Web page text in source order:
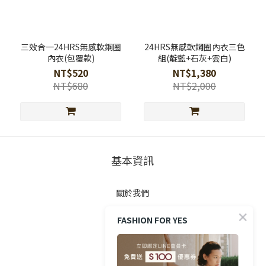
三效合一24HRS無感軟鋼圈
內衣(包覆款)
NT$520
NT$680
24HRS無感軟鋼圈內衣三色
組(靛藍+石灰+雲白)
NT$1,380
NT$2,000
基本資訊
關於我們
顧客服務
防詐提醒
FASHION FOR YES